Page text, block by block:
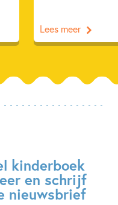
Lees meer
kinderboek
en schrijf
nieuwsbrief